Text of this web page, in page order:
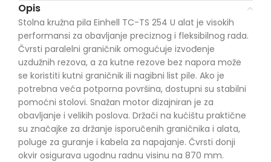
Opis
Stolna kružna pila Einhell TC-TS 254 U alat je visokih
performansi za obavljanje preciznog i fleksibilnog rada.
Čvrsti paralelni graničnik omogućuje izvođenje
uzdužnih rezova, a za kutne rezove bez napora može
se koristiti kutni graničnik ili nagibni list pile. Ako je
potrebna veća potporna površina, dostupni su stabilni
pomoćni stolovi. Snažan motor dizajniran je za
obavljanje i velikih poslova. Držači na kućištu praktične
su značajke za držanje isporučenih graničnika i alata,
poluge za guranje i kabela za napajanje. Čvrsti donji
okvir osigurava ugodnu radnu visinu na 870 mm.